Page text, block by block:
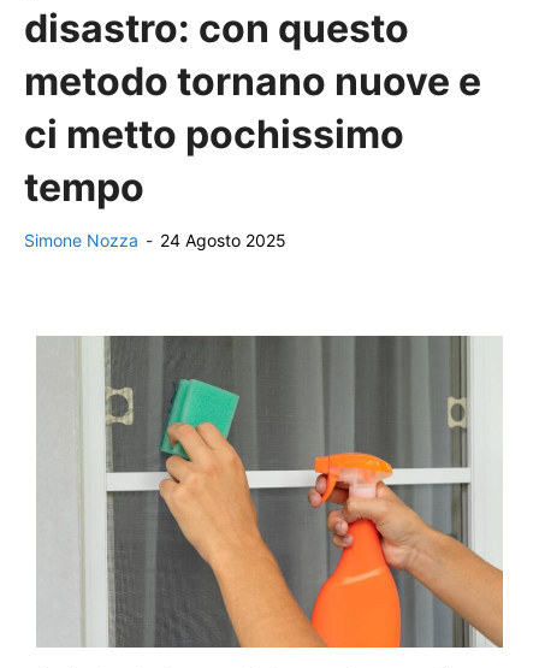
disastro: con questo
metodo tornano nuove e
ci metto pochissimo
tempo
Simone Nozza - 24 Agosto 2025